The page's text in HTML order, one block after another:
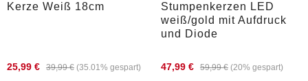
Kerze Weiß 18cm
25,99 € 39,99 € (35.01% gespart)
Stumpenkerzen LED
weiß/gold mit Aufdruck
und Diode
47,99 € 59,99 € (20% gespart)